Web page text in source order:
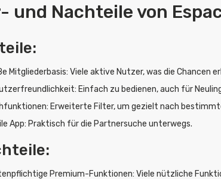
und Nachteile von
Mitgliederbasis: Viele aktive Nutzer, was die Chancen
Einfach zu bedienen, auch für
Erweiterte Filter, um gezielt nach
App: Praktisch für die Partnersuche unterwegs.
Premium-Funktionen: Viele nützliche